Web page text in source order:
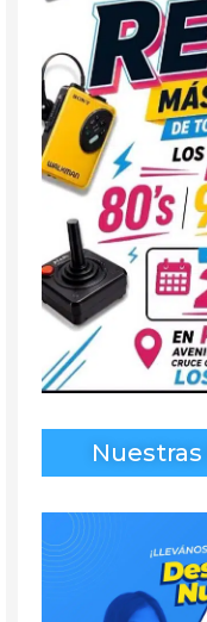
Nuestras